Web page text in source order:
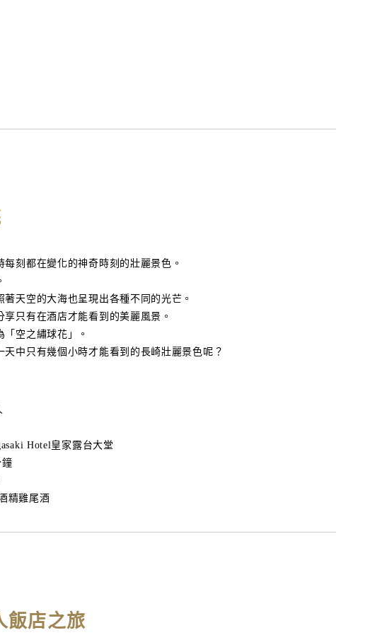
刻都在變化的神奇時刻的壯麗景色。
天空的大海也呈現出各種不同的光芒。
只有在酒店才能看到的美麗風景。
空之繡球花」。
中只有幾個小時才能看到的長崎壯麗景色呢？
Hotel皇家露台大堂
鐘
精雞尾酒
飯店之旅